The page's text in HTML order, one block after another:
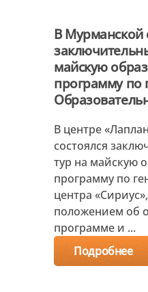
В Мурманской
майскую
программу по
В центре
состоялся
тур на майскую
программу по
центра
положением об
программе и ...
Подробнее